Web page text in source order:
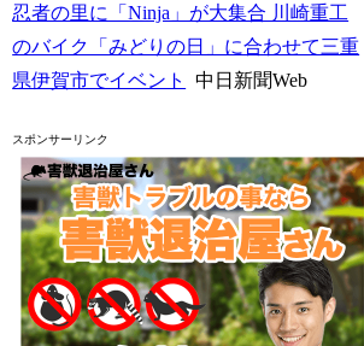
忍者の里に「Ninja」が大集合 川崎重工
のバイク「みどりの日」に合わせて三重
県伊賀市でイベント
中日新聞Web
スポンサーリンク